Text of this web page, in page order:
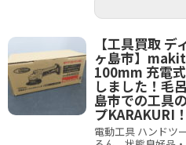
【工具買取
ヶ島市】
100mm 充電
しました！毛
島市での工具
プKARAKURI！
電動工具 ハンドツ